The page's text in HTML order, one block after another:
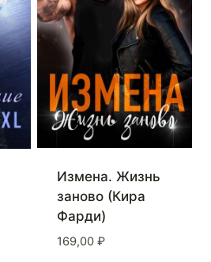
Измена. Жизнь
заново (Кира
Фарди)
169,00 ₽